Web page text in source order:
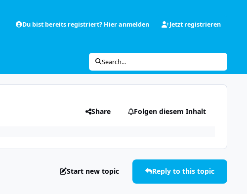
Du bist bereits registriert? Hier anmelden Jetzt registrieren
Search...
Share Folgen diesem Inhalt
Start new topic Reply to this topic